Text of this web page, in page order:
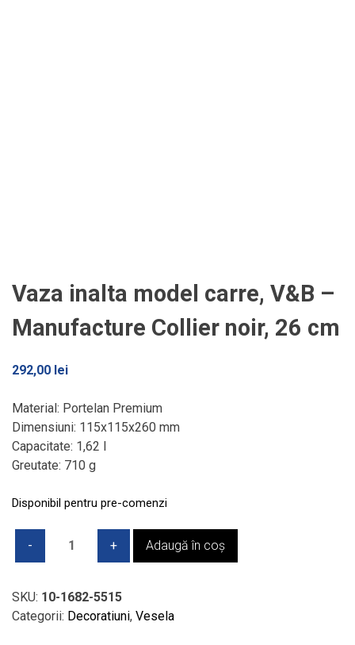
Vaza inalta model carre, V&B –
Manufacture Collier noir, 26 cm
292,00 lei
Material: Portelan Premium
Dimensiuni: 115x115x260 mm
Capacitate: 1,62 l
Greutate: 710 g
Disponibil pentru pre-comenzi
Cantitate
model
carre,
Adaugă în coș
SKU: 10-1682-5515
Categorii: Decoratiuni, Vesela